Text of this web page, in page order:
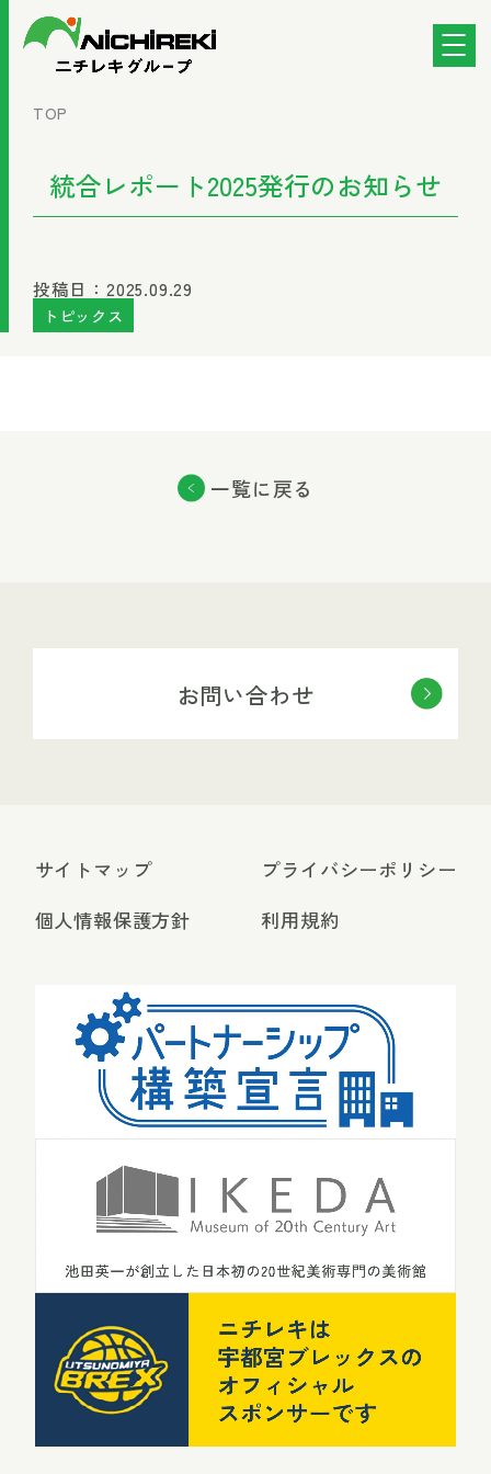
TOP
統合レポート2025発行のお知らせ
投稿日：2025.09.29
トピックス
一覧に戻る
お問い合わせ
サイトマップ
個人情報保護方針
プライバシーポリシー
利用規約